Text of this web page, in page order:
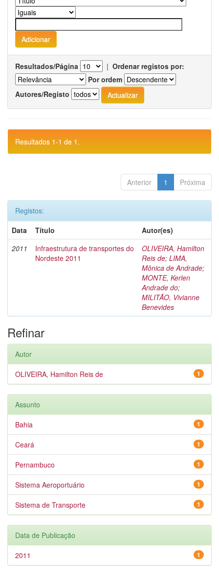
Resultados/Página | Ordenar registos por:
Por ordem
Autores/Registo
Resultados 1-1 de 1.
Anterior 1 Próxima
Registos:
Data
Título
Autor(es)
2011
Infraestrutura de transportes do
Nordeste 2011
OLIVEIRA, Hamilton
Reis de; LIMA,
Mônica de Andrade;
MONTE, Kerlen
Andrade do;
MILITÃO, Vivianne
Benevides
Refinar
Autor
1
OLIVEIRA, Hamilton Reis de
Assunto
1
Bahia
1
Ceará
1
Pernambuco
1
Sistema Aeroportuário
1
Sistema de Transporte
Data de Publicação
1
2011